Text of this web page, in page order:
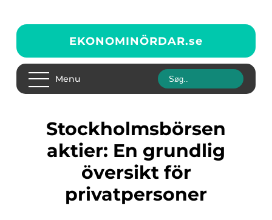
EKONOMINÖRDAR.se
Menu
Stockholmsbörsen
aktier: En grundlig
översikt för
privatpersoner